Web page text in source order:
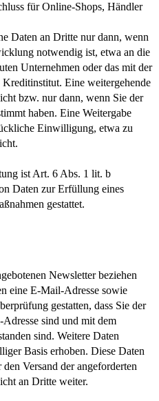
für Online-Shops, Händler
Daten an Dritte nur dann, wenn
notwendig ist, etwa an die
Unternehmen oder das mit der
Eine weitergehende
bzw. nur dann, wenn Sie der
haben. Eine Weitergabe
Einwilligung, etwa zu
ist Art. 6 Abs. 1 lit. b
Daten zur Erfüllung eines
gestattet.
Newsletter beziehen
eine E-Mail-Adresse sowie
gestatten, dass Sie der
sind und mit dem
sind. Weitere Daten
Basis erhoben. Diese Daten
Versand der angeforderten
an Dritte weiter.